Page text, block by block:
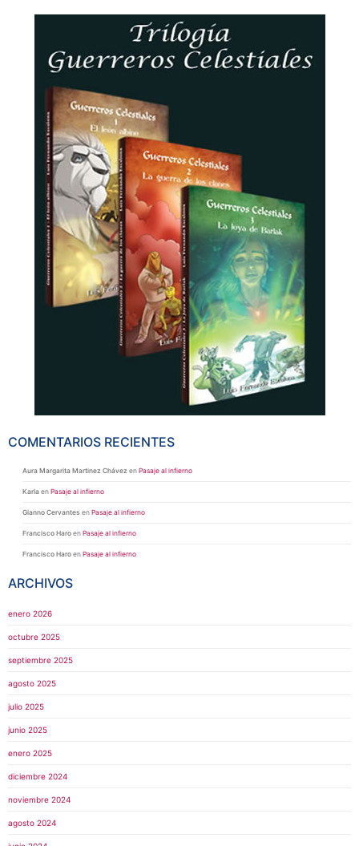
COMENTARIOS RECIENTES
Aura Margarita Martinez Chávez en Pasaje al infierno
Karla en Pasaje al infierno
Gianno Cervantes en Pasaje al infierno
Francisco Haro en Pasaje al infierno
Francisco Haro en Pasaje al infierno
ARCHIVOS
enero 2026
octubre 2025
septiembre 2025
agosto 2025
julio 2025
junio 2025
enero 2025
diciembre 2024
noviembre 2024
agosto 2024